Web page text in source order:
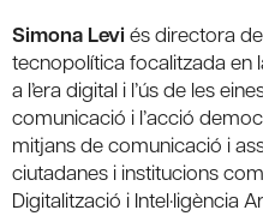
Simona Levi és directora
tecnopolítica focalitzada en
a l’era digital i l’ús de les
comunicació i l’acció
mitjans de comunicació i
ciutadanes i institucions
Digitalització i Intel·ligència